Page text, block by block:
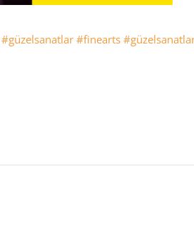
#güzelsanatlar #finearts